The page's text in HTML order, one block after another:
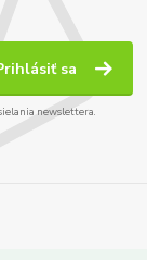
sa
newslettera.